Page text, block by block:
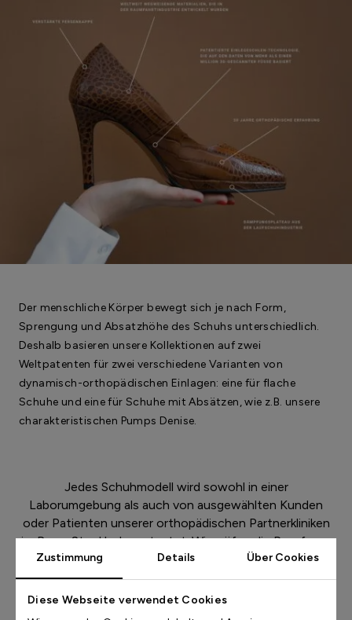
Zustimmung Details Über Cookies
Diese Webseite verwendet Cookies
Der menschliche Körper bewegt sich je nach Form,
Sprengung und Absatzhöhe des Schuhs unterschiedlich.
Deshalb basieren unsere Kollektionen auf zwei
Weltpatenten für zwei verschiedene Varianten von
dynamisch-orthopädischen Einlagen: eine für flache
Schuhe und eine für Schuhe mit Absätzen, wie z.B. unsere
charakteristischen Pumps Denise.
Jedes Schuhmodell wird sowohl in einer
Laborumgebung als auch von ausgewählten Kunden
oder Patienten unserer orthopädischen Partnerkliniken
im Raum Stockholm getestet. Wir prüfen die Passform,
die Funktion und sammeln wertvolle Rückmeldungen. Im
Durchschnitt überarbeiten wir bis zu sieben
verschiedene Schuhmuster, bis ein Modell genehmigt